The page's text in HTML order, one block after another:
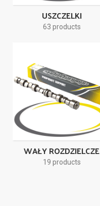
USZCZELKI
63 products
WAŁY ROZDZIELCZE
19 products